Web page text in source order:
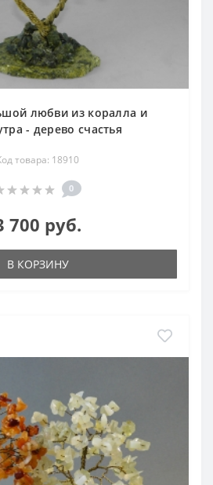
любви из коралла и
- дерево счастья
товара: 18910
0
700 руб.
В КОРЗИНУ